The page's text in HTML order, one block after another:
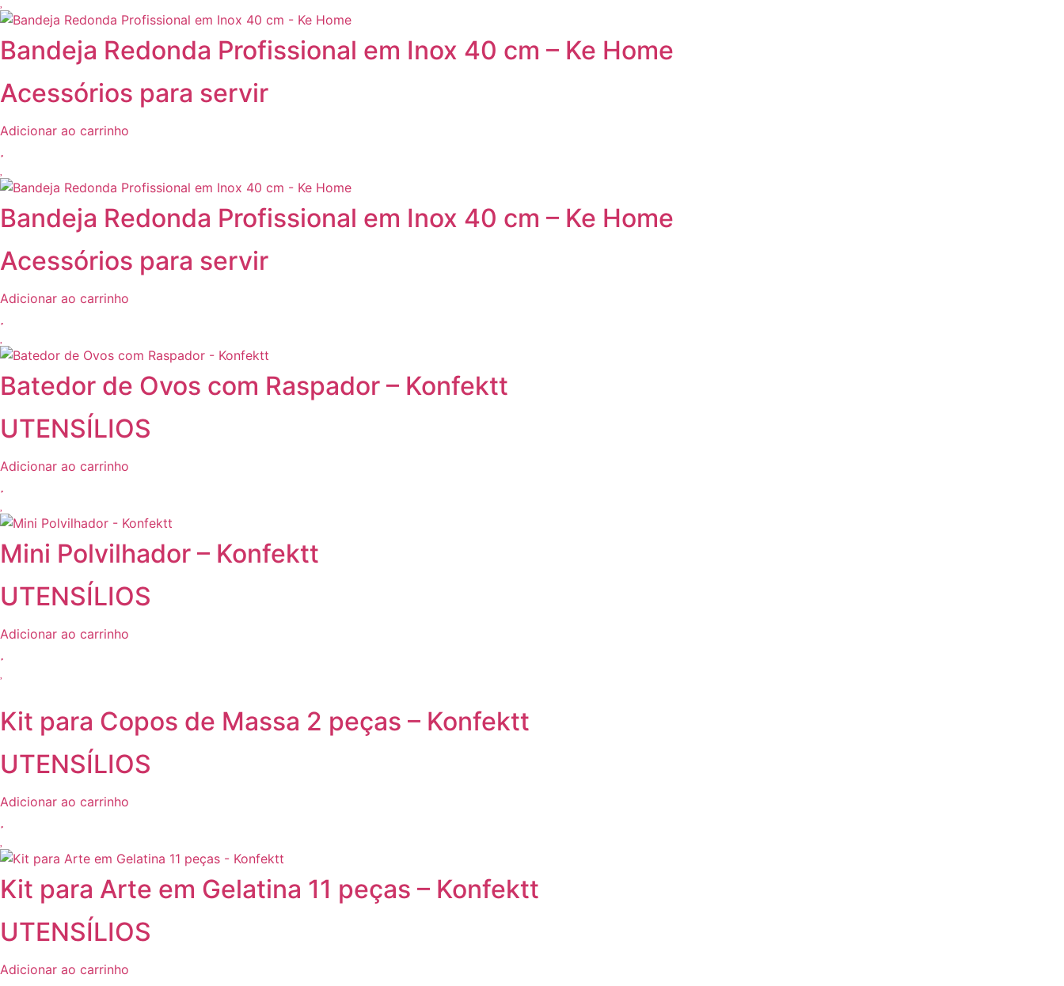
Bandeja Redonda Profissional em Inox 40 cm – Ke Home
Acessórios para servir
Adicionar ao carrinho
Bandeja Redonda Profissional em Inox 40 cm – Ke Home
Acessórios para servir
Adicionar ao carrinho
Batedor de Ovos com Raspador – Konfektt
UTENSÍLIOS
Adicionar ao carrinho
Mini Polvilhador – Konfektt
UTENSÍLIOS
Adicionar ao carrinho
Kit para Copos de Massa 2 peças – Konfektt
UTENSÍLIOS
Adicionar ao carrinho
Kit para Arte em Gelatina 11 peças – Konfektt
UTENSÍLIOS
Adicionar ao carrinho